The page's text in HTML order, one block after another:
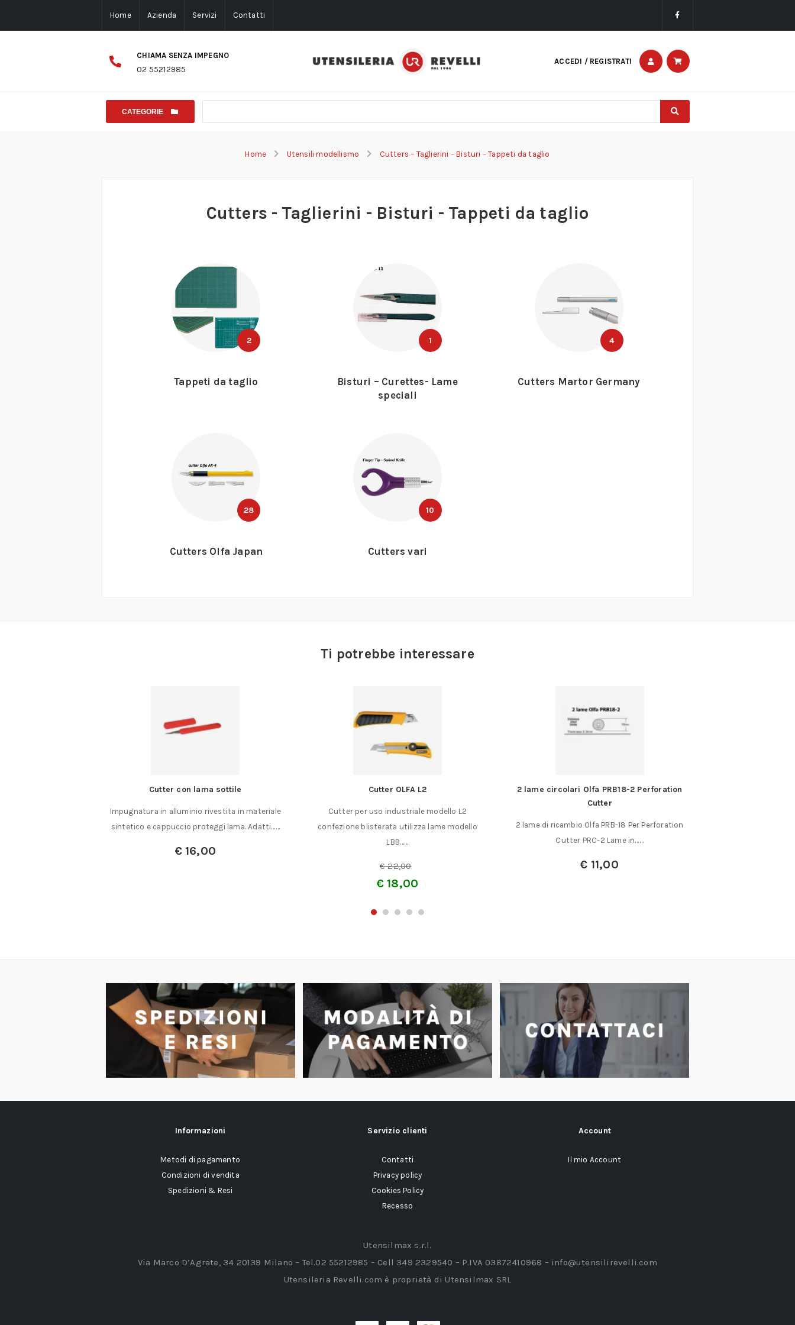
Home Azienda Servizi Contatti
CHIAMA SENZA IMPEGNO
02 55212985
ACCEDI / REGISTRATI
CATEGORIE
Home Utensili modellismo Cutters – Taglierini – Bisturi – Tappeti da taglio
Cutters - Taglierini - Bisturi - Tappeti da taglio
2
Tappeti da taglio
1
Bisturi – Curettes- Lame
speciali
4
Cutters Martor Germany
28
Cutters Olfa Japan
10
Cutters vari
Ti potrebbe interessare
Cutter con lama sottile
Impugnatura in alluminio rivestita in materiale
sintetico e cappuccio proteggi lama. Adatti……
€16,00
Cutter OLFA L2
Cutter per uso industriale modello L2
confezione blisterata utilizza lame modello
LBB……
€22,00
€18,00
2 lame circolari Olfa PRB18-2 Perforation
Cutter
2 lame di ricambio Olfa PRB-18 Per Perforation
Cutter PRC-2 Lame in……
€ 11,00
Informazioni
Metodi di pagamento
Condizioni di vendita
Spedizioni & Resi
Servizio clienti
Contatti
Privacy policy
Cookies Policy
Recesso
Account
Il mio Account
Utensilmax s.r.l.
Via Marco D’Agrate, 34 20139 Milano – Tel.02 55212985 – Cell 349 2329540 – P.IVA 03872410968 – info@utensilirevelli.com
Utensileria Revelli.com è proprietà di Utensilmax SRL